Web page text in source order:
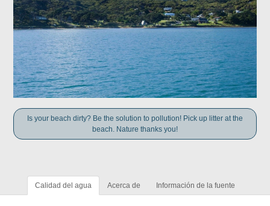
Is your beach dirty? Be the solution to pollution! Pick up litter at the
beach. Nature thanks you!
Calidad del agua Acerca de Información de la fuente